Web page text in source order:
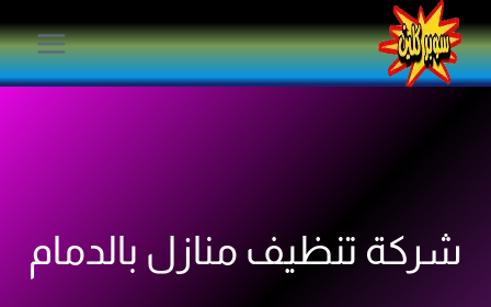
التجاوز
إلى
المحتوى
شركة تنظيف منازل بالدمام